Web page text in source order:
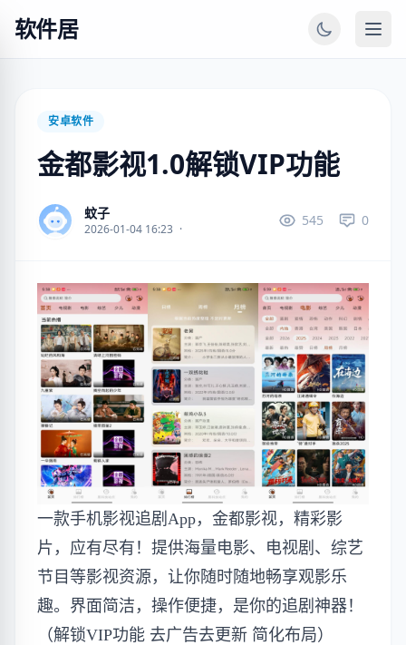
软件居
安卓软件
金都影视1.0解锁VIP功能
蚊子
2026-01-04 16:23 ·
545 0
一款手机影视追剧App，金都影视，精彩影
片，应有尽有！提供海量电影、电视剧、综艺
节目等影视资源，让你随时随地畅享观影乐
趣。界面简洁，操作便捷，是你的追剧神器！
（解锁VIP功能 去广告去更新 简化布局）